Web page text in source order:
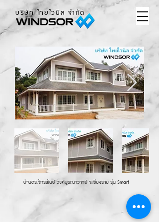
บริษัท ไทยไวนิล จำกัด
บ้านดร.จักรพันธ์ วงศ์บูรณาวาทย์ จ.เชียงราย รุ่น Smart